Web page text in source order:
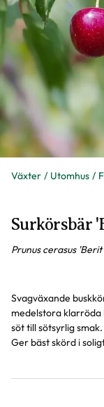
Växter Utomhus
Surkörsbär
Prunus cerasus 'Berit'
Svagväxande
medelstora
söt till sötsyrlig
Ger bäst skörd i